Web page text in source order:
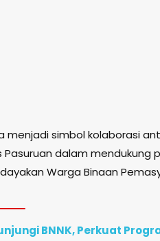
menjadi simbol kolaborasi
dalam mendukung
Warga Binaan
BNNK, Perkuat